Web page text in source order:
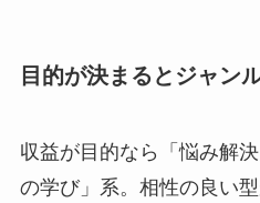
目的が決まるとジャン
収益が目的なら「悩み解
の学び」系。相性の良い型